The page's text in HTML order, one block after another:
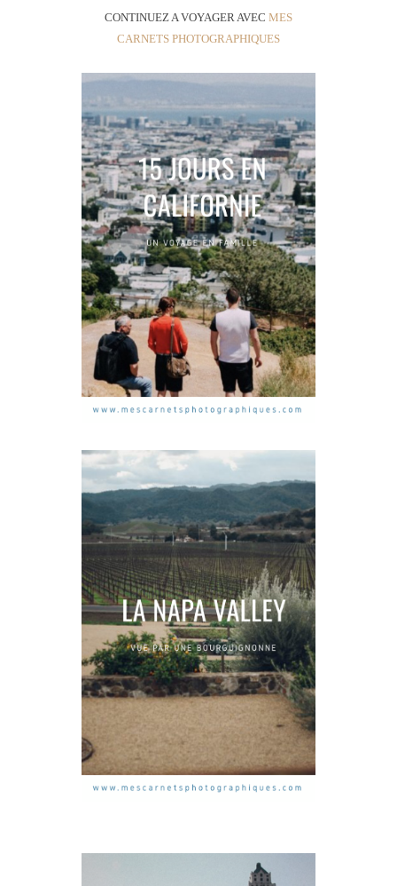
CONTINUEZ A VOYAGER AVEC MES
CARNETS PHOTOGRAPHIQUES